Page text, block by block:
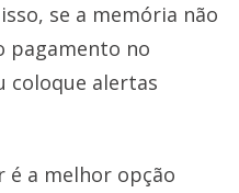
se a memória não
pagamento no
coloque alertas
é a melhor opção